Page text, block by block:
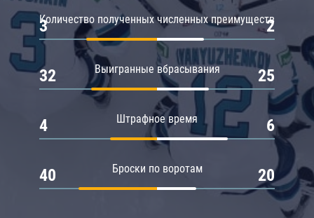
Количество полученных численных преимуществ
3 2
Выигранные вбрасывания
32 25
Штрафное время
4 6
Броски по воротам
40 20